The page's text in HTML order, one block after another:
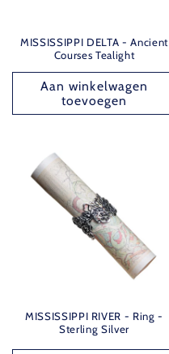
MISSISSIPPI DELTA - Ancient
Courses Tealight
Aan winkelwagen
toevoegen
MISSISSIPPI RIVER - Ring -
Sterling Silver